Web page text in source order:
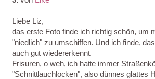
Liebe Liz,
das erste Foto finde ich richtig schön, um
"niedlich" zu umschiffen. Und ich finde,
auch gut wiedererkennt.
Frisuren, o weh, ich hatte immer
"Schnittlauchlocken", also dünnes glattes